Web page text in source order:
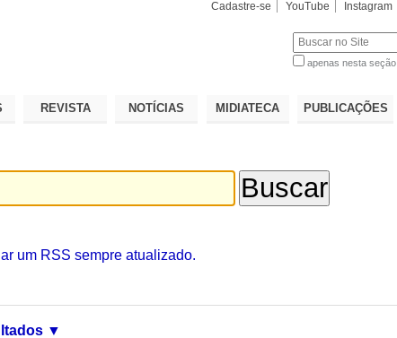
Cadastre-se YouTube Instagram
apenas nesta seção
REVISTA NOTÍCIAS MIDIATECA PUBLICAÇÕES
um RSS sempre atualizado.